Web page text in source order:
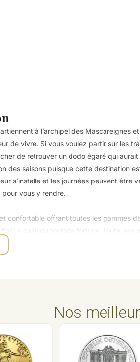
à l’archipel des Mascareignes
de vivre. Si vous voulez partir sur les
de retrouver un dodo égaré qui
des saisons puisque cette destination
s’installe et les journées peuvent être
vous y rendre.
et confortable offrant toutes les gammes
à celui du touriste fortuné, toute une
offre des plages magnifiques et
la caresse du vent à l’intérieur des
frais et dispos si vous avez choisi
(SRR) a été inauguré le 30 août
été bâtie sous le contrôle d’une équipe
Nos